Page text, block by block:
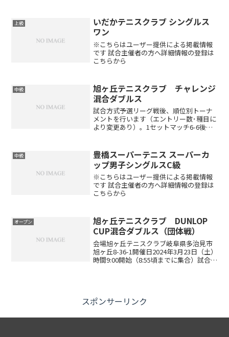
上級
いだかテニスクラブ シングルス
ワン
※こちらはユーザー提供による掲載情報
です 試合主催者の方へ詳細情報の登録は
こちらから
中級
旭ヶ丘テニスクラブ チャレンジ
混合ダブルス
試合方式予選リーグ戦後、順位別トーナ
メントを行います（エントリー数･種目に
より変更あり）。1セットマッチ6-6後タ
初・中級者対象です。旭ヶ丘テニスクラ
ブにおける上級者...
中級
豊橋スーパーテニス スーパーカ
ップ男子シングルスC級
※こちらはユーザー提供による掲載情報
です 試合主催者の方へ詳細情報の登録は
こちらから
オープン
旭ヶ丘テニスクラブ DUNLOP
CUP混合ダブルス（団体戦）
会場旭ヶ丘テニスクラブ岐阜県多治見市
旭ヶ丘8-36-1開催日2024年3月23日（土）
時間9:00開始（8:55頃までに集合）試合方
スポンサーリンク